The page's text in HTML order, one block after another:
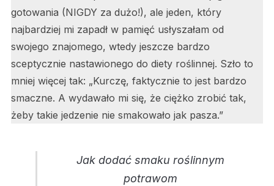
gotowania (NIGDY za dużo!), ale jeden, który
najbardziej mi zapadł w pamięć usłyszałam od
swojego znajomego, wtedy jeszcze bardzo
sceptycznie nastawionego do diety roślinnej. Szło to
mniej więcej tak: „Kurczę, faktycznie to jest bardzo
smaczne. A wydawało mi się, że ciężko zrobić tak,
żeby takie jedzenie nie smakowało jak pasza.”
Jak dodać smaku roślinnym
potrawom